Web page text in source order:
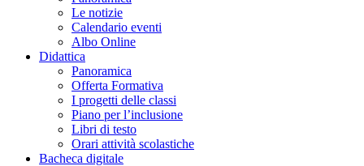
Le notizie
Calendario eventi
Albo Online
Didattica
Panoramica
Offerta Formativa
I progetti delle classi
Piano per l’inclusione
Libri di testo
Orari attività scolastiche
Bacheca digitale